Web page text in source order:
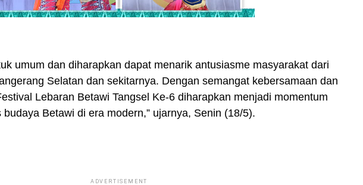
umum dan diharapkan dapat menarik antusiasme masyarakat dari
Selatan dan sekitarnya. Dengan semangat kebersamaan dan
Lebaran Betawi Tangsel Ke-6 diharapkan menjadi momentum
Betawi di era modern,” ujarnya, Senin (18/5).
ADVERTISEMENT